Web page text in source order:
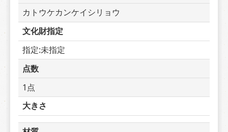
カトウケカンケイシリョウ
文化財指定
指定:未指定
点数
1点
大きさ